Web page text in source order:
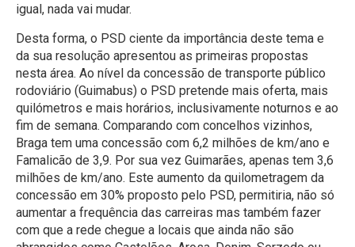
igual, nada vai mudar.
Desta forma, o PSD ciente da importância deste tema e
da sua resolução apresentou as primeiras propostas
nesta área. Ao nível da concessão de transporte público
rodoviário (Guimabus) o PSD pretende mais oferta, mais
quilómetros e mais horários, inclusivamente noturnos e ao
fim de semana. Comparando com concelhos vizinhos,
Braga tem uma concessão com 6,2 milhões de km/ano e
Famalicão de 3,9. Por sua vez Guimarães, apenas tem 3,6
milhões de km/ano. Este aumento da quilometragem da
concessão em 30% proposto pelo PSD, permitiria, não só
aumentar a frequência das carreiras mas também fazer
com que a rede chegue a locais que ainda não são